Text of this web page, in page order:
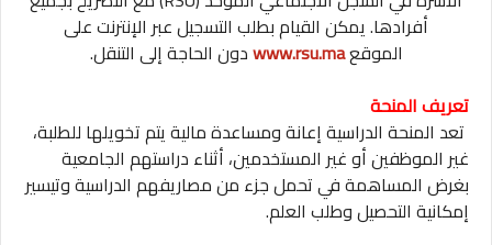
أفرادها. يمكن القيام بطلب التسجيل عبر الإنترنت على
الموقعwww.rsu.maدون الحاجة إلى التنقل.
تعريف المنحة
تعد المنحة الدراسية إعانة ومساعدة مالية يتم تخويلها للطلبة،
غير الموظفين أو غير المستخدمين، أثناء دراستهم الجامعية
بغرض المساهمة في تحمل جزء من مصاريفهم الدراسية وتيسير
إمكانية التحصيل وطلب العلم.